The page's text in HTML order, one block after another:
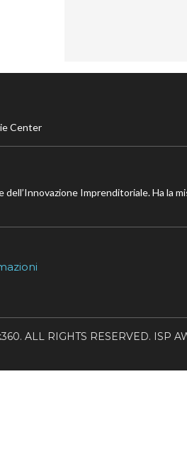
Center
Imprenditoriale. Ha la
ALL RIGHTS RESERVED. ISP